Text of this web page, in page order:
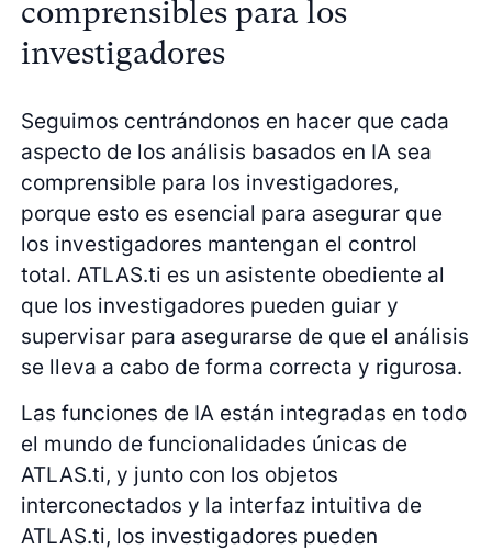
comprensibles para los
investigadores
Seguimos centrándonos en hacer que cada
aspecto de los análisis basados en IA sea
comprensible para los investigadores,
porque esto es esencial para asegurar que
los investigadores mantengan el control
total. ATLAS.ti es un asistente obediente al
que los investigadores pueden guiar y
supervisar para asegurarse de que el análisis
se lleva a cabo de forma correcta y rigurosa.
Las funciones de IA están integradas en todo
el mundo de funcionalidades únicas de
ATLAS.ti, y junto con los objetos
interconectados y la interfaz intuitiva de
ATLAS.ti, los investigadores pueden